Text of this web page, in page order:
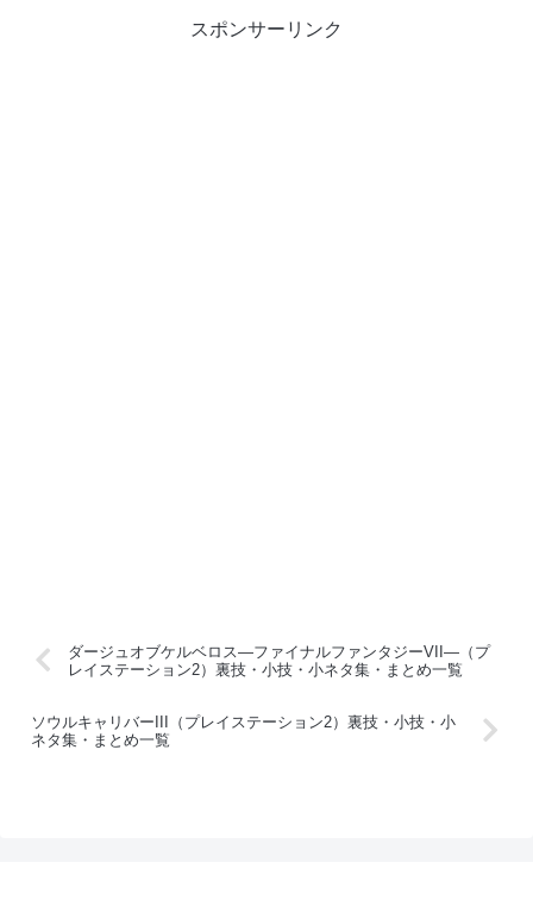
スポンサーリンク
ダージュオブケルベロス―ファイナルファンタジーVII―（プ
レイステーション2）裏技・小技・小ネタ集・まとめ一覧
ソウルキャリバーIII（プレイステーション2）裏技・小技・小
ネタ集・まとめ一覧